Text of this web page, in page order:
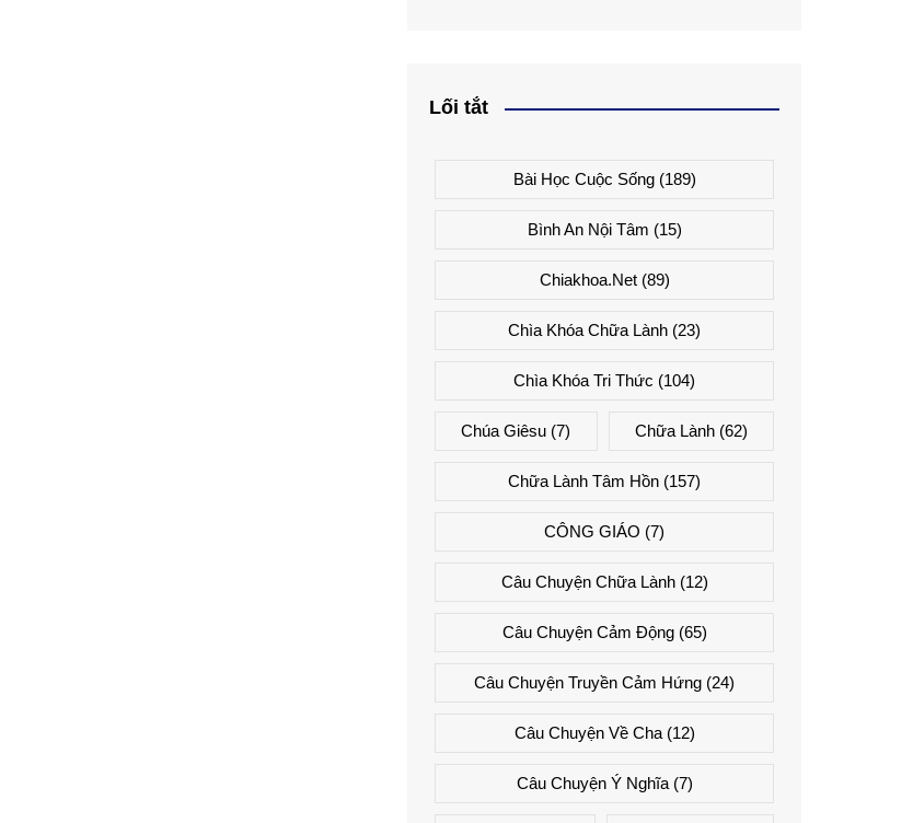
Lối tắt
Bài Học Cuộc Sống(189)
Bình An Nội Tâm (15)
Chiakhoa.net(89)
Chìa Khóa Chữa Lành (23)
Chìa Khóa Tri Thức (104)
Chúa Giêsu (7) Chữa Lành(62)
Chữa Lành Tâm Hồn (157)
CÔNG GIÁO (7)
Câu Chuyện Chữa Lành(12)
Câu Chuyện Cảm Động(65)
Câu Chuyện Truyền Cảm Hứng (24)
Câu Chuyện Về Cha(12)
Câu Chuyện Ý Nghĩa(7)